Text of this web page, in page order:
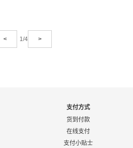
< 1/4 >
支付方式
货到付款
在线支付
支付小贴士